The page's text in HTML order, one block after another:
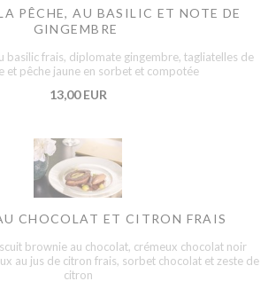
PÊCHE, AU BASILIC ET NOTE DE
GINGEMBRE
basilic frais, diplomate gingembre, tagliatelles de
et pêche jaune en sorbet et compotée
13,00 EUR
CHOCOLAT ET CITRON FRAIS
brownie au chocolat, crémeux chocolat noir
au jus de citron frais, sorbet chocolat et zeste de
citron